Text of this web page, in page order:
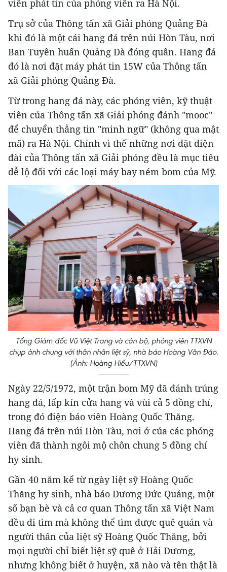
viên phát tin của phóng viên ra Hà Nội.
Trụ sở của Thông tấn xã Giải phóng Quảng Đà
khi đó là một cái hang đá trên núi Hòn Tàu, nơi
Ban Tuyên huấn Quảng Đà đóng quân. Hang đá
đó là nơi đặt máy phát tin 15W của Thông tấn
xã Giải phóng Quảng Đà.
Từ trong hang đá này, các phóng viên, kỹ thuật
viên của Thông tấn xã Giải phóng đánh "mooc"
để chuyển thẳng tin "minh ngữ" (không qua mật
mã) ra Hà Nội. Chính vì thế những nơi đặt điện
đài của Thông tấn xã Giải phóng đều là mục tiêu
dễ lộ đối với các loại máy bay ném bom của Mỹ.
Tổng Giám đốc Vũ Việt Trang và cán bộ, phóng viên TTXVN
chụp ảnh chung với thân nhân liệt sỹ, nhà báo Hoàng Văn Đáo.
(Ảnh: Hoàng Hiếu/TTXVN)
Ngày 22/5/1972, một trận bom Mỹ đã đánh trúng
hang đá, lấp kín cửa hang và vùi cả 5 đồng chí,
trong đó điện báo viên Hoàng Quốc Thăng.
Hang đá trên núi Hòn Tàu, nơi ở của các phóng
viên đã thành ngôi mộ chôn chung 5 đồng chí
hy sinh.
Gần 40 năm kể từ ngày liệt sỹ Hoàng Quốc
Thăng hy sinh, nhà báo Dương Đức Quảng, một
số bạn bè và cả cơ quan Thông tấn xã Việt Nam
đều đi tìm mà không thể tìm được quê quán và
người thân của liệt sỹ Hoàng Quốc Thăng, bởi
mọi người chỉ biết liệt sỹ quê ở Hải Dương,
nhưng không biết ở huyện, xã nào và tên thật là